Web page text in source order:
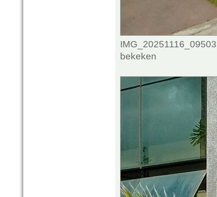
bekeken